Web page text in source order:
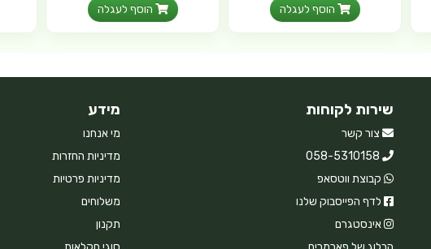
הוסף לעגלה הוסף לעגלה
שירות לקוחות
צור קשר
058-5310158
קבוצת ווטסאפ
לדף הפייסבוק שלנו
אינסטגרם
מידע
מי אנחנו
מדיניות החזרות
מדיניות פרטיות
משלוחים
תקנון